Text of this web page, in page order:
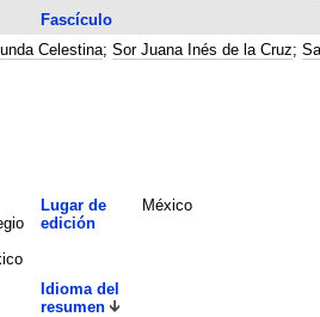
Fascículo
Celestina; Sor Juana Inés de la Cruz;
Lugar de
edición
México
Idioma del
resumen